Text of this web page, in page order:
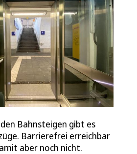
Bahnsteigen gibt es
Barrierefrei erreichbar
aber noch nicht.